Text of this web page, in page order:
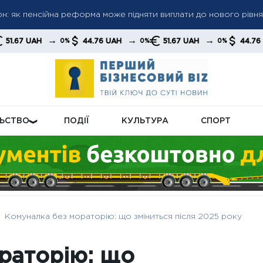
кого перевірятимуть у першу чергу
0% 44.76 UAH → 0% 51.67 UAH → 0% 44.76 UAH → 0%
ПОДІЇ КУЛЬТУРА СПОРТ
Комуналка без мораторію: що зміниться після 2025 року
що